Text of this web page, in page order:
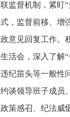
联监督机制，紧盯
式，监督前移、增
政意见回复工作。
生活会，深入了解
违纪苗头等一般性
约谈领导班子成员
政策感召、纪法威